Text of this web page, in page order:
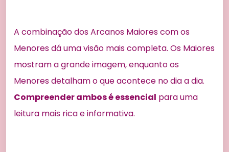
A combinação dos Arcanos Maiores com os
Menores dá uma visão mais completa. Os Maiores
mostram a grande imagem, enquanto os
Menores detalham o que acontece no dia a dia.
Compreender ambos é essencial para uma
leitura mais rica e informativa.